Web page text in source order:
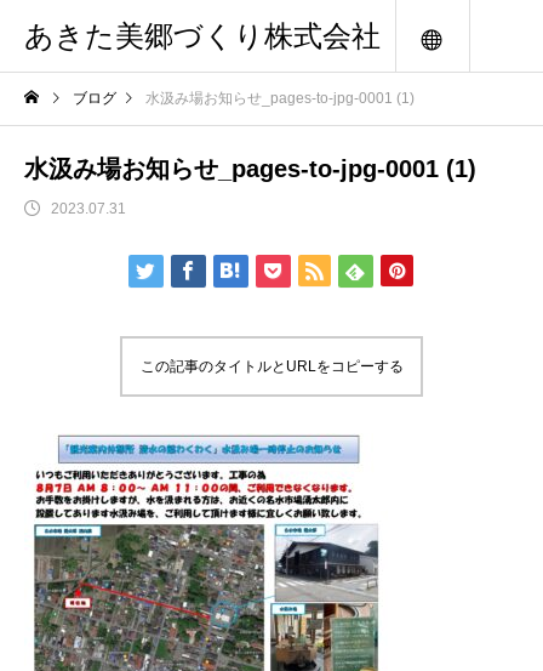
あきた美郷づくり株式会社
ブログ 水汲み場お知らせ_pages-to-jpg-0001 (1)
水汲み場お知らせ_pages-to-jpg-0001 (1)
2023.07.31
この記事のタイトルとURLをコピーする